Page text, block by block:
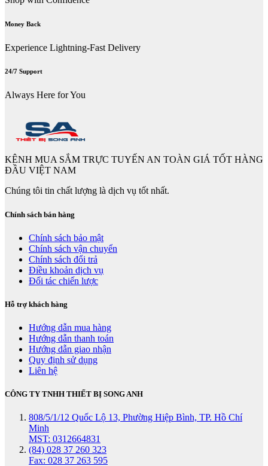
Money Back
Experience Lightning-Fast Delivery
24/7 Support
Always Here for You
KÊNH MUA SẮM TRỰC TUYẾN AN TOÀN GIÁ TỐT HÀNG
ĐẦU VIỆT NAM
Chúng tôi tin chất lượng là dịch vụ tốt nhất.
Chính sách bán hàng
Chính sách bảo mật
Chính sách vận chuyển
Chính sách đổi trả
Điều khoản dịch vụ
Đối tác chiến lược
Hỗ trợ khách hàng
Hướng dẫn mua hàng
Hướng dẫn thanh toán
Hướng dẫn giao nhận
Quy định sử dụng
Liên hệ
CÔNG TY TNHH THIẾT BỊ SONG ANH
808/5/1/12 Quốc Lộ 13, Phường Hiệp Bình, TP. Hồ Chí
Minh
MST: 0312664831
(84) 028 37 260 323
Fax: 028 37 263 595